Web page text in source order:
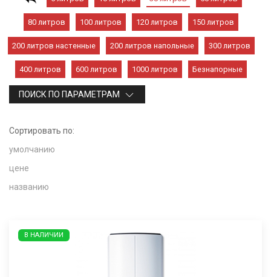
80 литров 100 литров 120 литров 150 литров
200 литров настенные 200 литров напольные 300 литров
400 литров 600 литров 1000 литров Безнапорные
ПОИСК ПО ПАРАМЕТРАМ
Сортировать по:
умолчанию
цене
названию
В НАЛИЧИИ